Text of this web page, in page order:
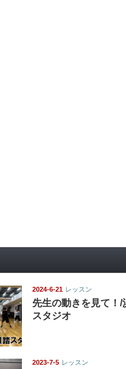
2024-6-21 レッスン
先生の動きを見て！/
スタジオ
2023-7-5 レッスン